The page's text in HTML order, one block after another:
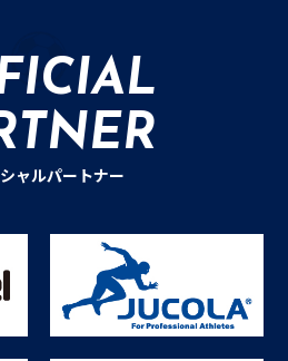
たが、結果は0-2の負け。最初は負
ね。でも仲間が近づいてきて涙が
そこからは、悔しさしか残りませ
くさんの方に感謝の
りまん。胤巳とのサッカーが楽し
ができて幸せでした。 他にも
げるとキリがありませんが、人生
ャルパートナー